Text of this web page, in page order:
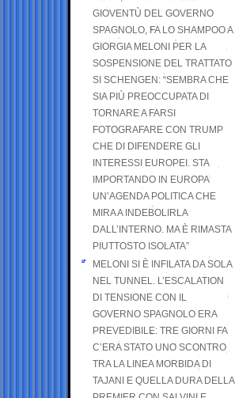
GIOVENTÙ DEL GOVERNO
SPAGNOLO, FA LO SHAMPOO A
GIORGIA MELONI PER LA
SOSPENSIONE DEL TRATTATO
SI SCHENGEN: “SEMBRA CHE
SIA PIÙ PREOCCUPATA DI
TORNARE A FARSI
FOTOGRAFARE CON TRUMP
CHE DI DIFENDERE GLI
INTERESSI EUROPEI. STA
IMPORTANDO IN EUROPA
UN’AGENDA POLITICA CHE
MIRA A INDEBOLIRLA
DALL’INTERNO. MA È RIMASTA
PIUTTOSTO ISOLATA”
MELONI SI È INFILATA DA SOLA
NEL TUNNEL. L’ESCALATION
DI TENSIONE CON IL
GOVERNO SPAGNOLO ERA
PREVEDIBILE: TRE GIORNI FA
C’ERA STATO UNO SCONTRO
TRA LA LINEA MORBIDA DI
TAJANI E QUELLA DURA DELLA